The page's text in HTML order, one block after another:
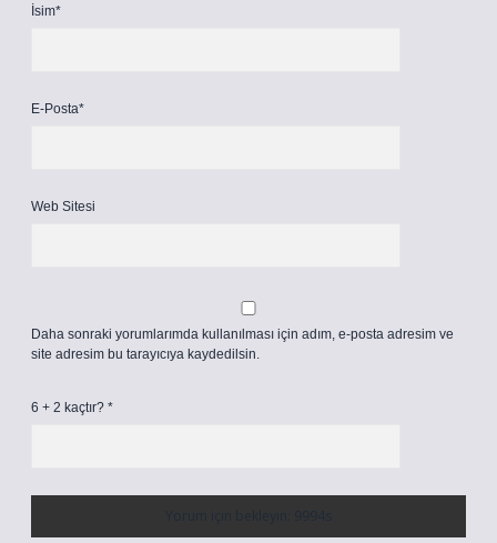
İsim*
E-Posta*
Web Sitesi
Daha sonraki yorumlarımda kullanılması için adım, e-posta adresim ve
site adresim bu tarayıcıya kaydedilsin.
6 + 2 kaçtır? *